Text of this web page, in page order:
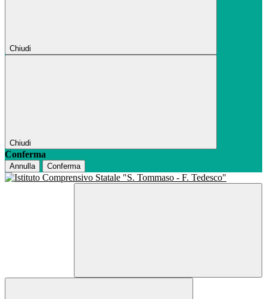
Chiudi
Chiudi
Conferma
Annulla Conferma